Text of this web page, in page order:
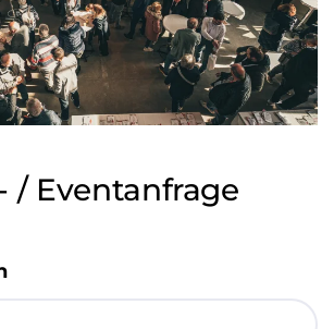
/ Eventanfrage